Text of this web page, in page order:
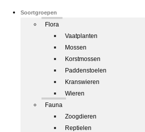
Soortgroepen
Flora
Vaatplanten
Mossen
Korstmossen
Paddenstoelen
Kranswieren
Wieren
Fauna
Zoogdieren
Reptielen